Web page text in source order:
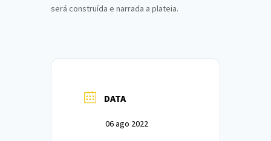
será construída e narrada a plateia.
DATA
06 ago 2022